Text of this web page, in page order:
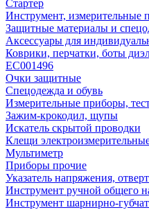
Стартер
Инструмент, измерительные
Защитные материалы и
Аксессуары для
Коврики, перчатки, боты
EC001496
Очки защитные
Спецодежда и обувь
Измерительные приборы,
Зажим-крокодил, щупы
Искатель скрытой проводки
Клещи
Мультиметр
Приборы прочие
Указатель напряжения,
Инструмент ручной общего
Инструмент шарнирно-